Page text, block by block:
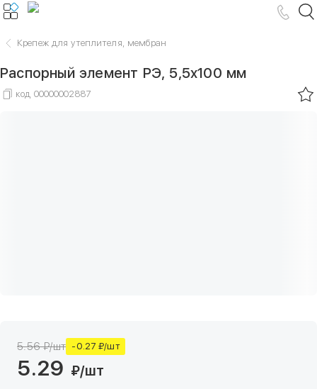
Крепеж для утеплителя, мембран
Распорный элемент РЭ, 5,5х100 мм
код 00000002887
5.56 ₽/шт -0.27 ₽/шт
5.29 ₽/шт